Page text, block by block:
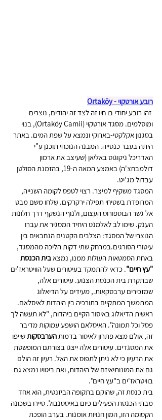
רובע אורטקוי - Ortaköy
זהו רובע יחודי בו חיו זה לצד זה יהודים, נוצרים
ומוסלמים. מסגד אורטקוי (Ortaköy Camii), בנוי
בסגנון אקלקטי-בארוקי ונמצא על שפת המים. באתר
היתה בעבר כנסייה. המבנה הנוכחי תוכנן ע"י
האדריכל ניקוגוס באליאן (שעיצב את ארמון
דולמבחצ'ה) באמצע המאה ה-19, בהזמנת הסולטן
עבדול מג'יט.
המסגד משקיף למיצר. רצוי לטפס לקומה השנייה,
המרופדת בשטיחי תפילה ירקרקים. שִלחו משם מבט
אל גשר הבוספורוס העצום, ולנוף הנשקף דרך חלונות
הענק. שימו לב לאלמנט היחיד המסגיר את עברו
הנוצרי של המסגד: הצלבים הקטנים הנחבאים בין
עיטורי הסורגים.במרחק שתי דקות הליכה מהמסגד,
באחת הסמטאות העולות ממנו, נמצא בית הכנסת
"עץ חיים". כדאי להתמקד בעיטורים שעל הוויטראז'ים
שבתקרת בית הכנסת הצנוע. עיטורים אלה,
שמזכירים ערבסקאות., מעידים על הדיאלוג
המתמשך המתקיים בתורכיה בין היהדות לאיסלאם.
ראשית הדיאלוג באיסור הקיים ביהדות, "לא תעשה לך
פסל וכל תמונה". האיסלאם הושפע עמוקות מדיבר
זה, אולם מצא פתרון לאיסור בדמות הערבסקות שייפו
את המסגדים. עיטורים אלה ייצגו בצורתם המופשטת
את הרעיון כי לא ניתן לתפוס את האֵל. רעיון זה הולם
גם את המונותיאיזם של היהדות, ואת ביטויו נמצא גם
בוויטראז'ים ב"עץ חיים".
בית כנסת זה, שהוקם בתקופה הביזנטית, הוא אחד
מבתי הכנסת הפעילים כיום באיסטנבול. סיירו בשכונה
הקסומה הזו, המון חנויות אומנות. בערב הופכת